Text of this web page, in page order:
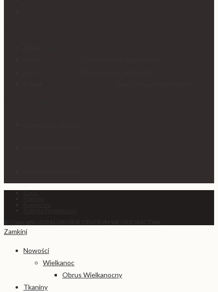
Zamkinj
Nowości
Wielkanoc
Obrus Wielkanocny
Tkaniny